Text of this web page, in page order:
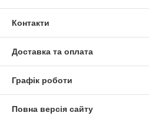
Контакти
Доставка та оплата
Графік роботи
Повна версія сайту